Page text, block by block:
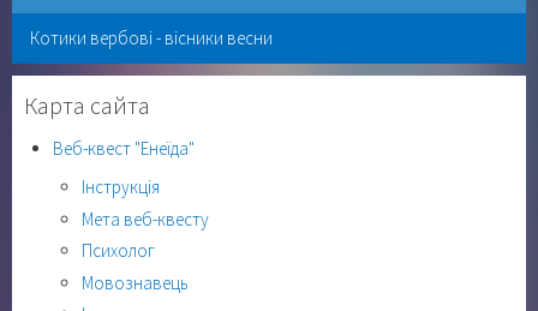
Котики вербові - вісники весни
Карта сайта
Веб-квест "Енеїда"
Інструкція
Мета веб-квесту
Психолог
Мовознавець